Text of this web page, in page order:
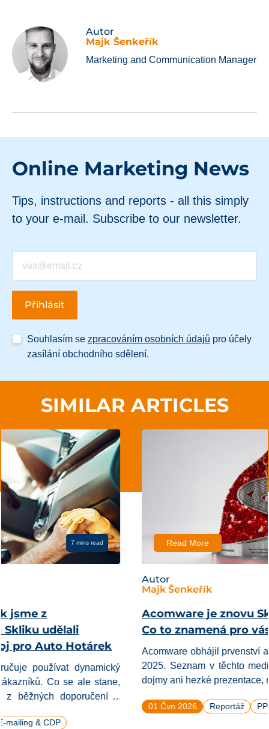
Autor
Majk Šenkeřík
Marketing and Communication Manager
Online Marketing News
Tips, instructions and reports - all this simply
to your e-mail. Subscribe to our newsletter.
Souhlasím se zpracováním osobních údajů pro účely
zasílání obchodního sdělení.
SIMILAR ARTICLES
Read More 4 mins read
Acomware je znovu Sklik agenturou roku.
Co to znamená pro vás?
Acomware obhájil prvenství a je Sklik agentura roku i pro
2025. Seznam v těchto mediálních kategoriích nedá na
dojmy ani hezké prezentace, rozhodují čistě čísla a reálný
výkon kampaní. Pro CEOs a šéfy marketingu je to hlavně
užitečný signál, že v Acomware získají kvalitního a
ověřeného partnera s přednostním přístupem k novým
PPC SEO